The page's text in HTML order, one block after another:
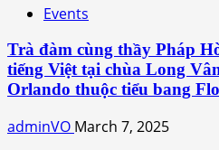
Events
Trà đàm cùng thầy Pháp
tiếng Việt tại chùa Long
Orlando thuộc tiểu bang
adminVO March 7, 2025